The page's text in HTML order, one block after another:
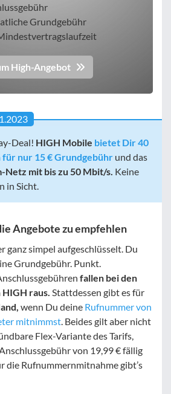
Grundgebühr
High-Angebot
Deal! HIGH Mobile bietet Dir 40
nur 15 € Grundgebühr und das
Netz mit bis zu 50 Mbit/s. Keine
in Sicht.
Angebote zu empfehlen
ganz simpel aufgeschlüsselt. Du
Grundgebühr. Punkt.
fallen bei den
raus. Stattdessen gibt es für
wenn Du deine Rufnummer von
mitnimmst. Beides gilt aber nicht
Flex-Variante des Tarifs,
von 19,99 € fällig
die Rufnummernmitnahme gibt’s